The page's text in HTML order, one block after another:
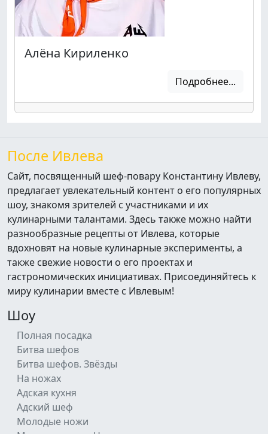
Алёна Кириленко
Подробнее...
После Ивлева
Сайт, посвященный шеф-повару Константину Ивлеву,
предлагает увлекательный контент о его популярных
шоу, знакомя зрителей с участниками и их
кулинарными талантами. Здесь также можно найти
разнообразные рецепты от Ивлева, которые
вдохновят на новые кулинарные эксперименты, а
также свежие новости о его проектах и
гастрономических инициативах. Присоединяйтесь к
миру кулинарии вместе с Ивлевым!
Шоу
Полная посадка
Битва шефов
Битва шефов. Звёзды
На ножах
Адская кухня
Адский шеф
Молодые ножи